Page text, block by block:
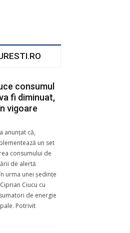
consumul
fi diminuat,
vigoare
anunțat că,
un set
consumului de
de alertă
urma unei ședințe
Ciucu cu
de energie
Potrivit